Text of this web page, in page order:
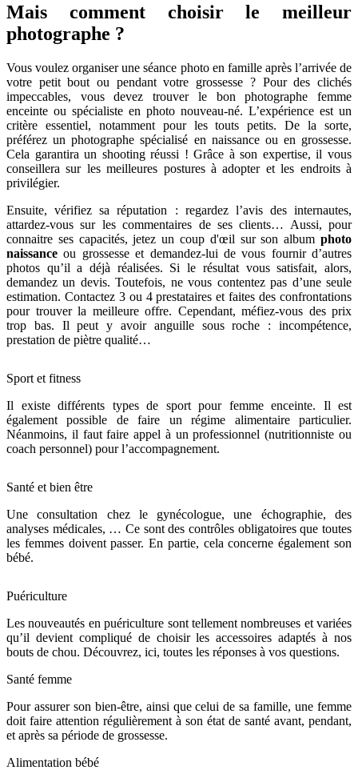
Mais comment choisir le meilleur
photographe ?
Vous voulez organiser une séance photo en famille après l’arrivée de
votre petit bout ou pendant votre grossesse ? Pour des clichés
impeccables, vous devez trouver le bon photographe femme
enceinte ou spécialiste en photo nouveau-né. L’expérience est un
critère essentiel, notamment pour les touts petits. De la sorte,
préférez un photographe spécialisé en naissance ou en grossesse.
Cela garantira un shooting réussi ! Grâce à son expertise, il vous
conseillera sur les meilleures postures à adopter et les endroits à
privilégier.
Ensuite, vérifiez sa réputation : regardez l’avis des internautes,
attardez-vous sur les commentaires de ses clients… Aussi, pour
connaitre ses capacités, jetez un coup d'œil sur son album photo
naissance ou grossesse et demandez-lui de vous fournir d’autres
photos qu’il a déjà réalisées. Si le résultat vous satisfait, alors,
demandez un devis. Toutefois, ne vous contentez pas d’une seule
estimation. Contactez 3 ou 4 prestataires et faites des confrontations
pour trouver la meilleure offre. Cependant, méfiez-vous des prix
trop bas. Il peut y avoir anguille sous roche : incompétence,
prestation de piètre qualité…
Sport et fitness
Il existe différents types de sport pour femme enceinte. Il est
également possible de faire un régime alimentaire particulier.
Néanmoins, il faut faire appel à un professionnel (nutritionniste ou
coach personnel) pour l’accompagnement.
Santé et bien être
Une consultation chez le gynécologue, une échographie, des
analyses médicales, … Ce sont des contrôles obligatoires que toutes
les femmes doivent passer. En partie, cela concerne également son
bébé.
Puériculture
Les nouveautés en puériculture sont tellement nombreuses et variées
qu’il devient compliqué de choisir les accessoires adaptés à nos
bouts de chou. Découvrez, ici, toutes les réponses à vos questions.
Santé femme
Pour assurer son bien-être, ainsi que celui de sa famille, une femme
doit faire attention régulièrement à son état de santé avant, pendant,
et après sa période de grossesse.
Alimentation bébé